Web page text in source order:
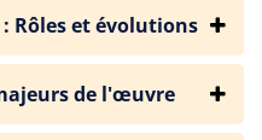
Rôles et évolutions
de l'œuvre